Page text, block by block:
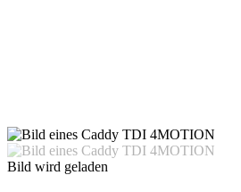
Bild wird geladen